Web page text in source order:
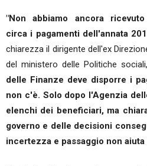
"Non abbiamo ancora
circa i pagamenti dell'annata
chiarezza il dirigente dell'ex
del ministero delle Politiche
delle Finanze deve disporre i
non c'è. Solo dopo l'Agenzia
elenchi dei beneficiari, ma
governo e delle decisioni
incertezza e passaggio non